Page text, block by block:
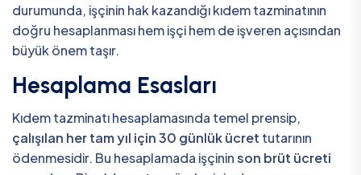
durumunda, işçinin hak kazandığı kıdem tazminatının
doğru hesaplanması hem işçi hem de işveren açısından
büyük önem taşır.
Hesaplama Esasları
Kıdem tazminatı hesaplamasında temel prensip,
çalışılan her tam yıl için 30 günlük ücret tutarının
ödenmesidir. Bu hesaplamada işçininson brüt ücreti